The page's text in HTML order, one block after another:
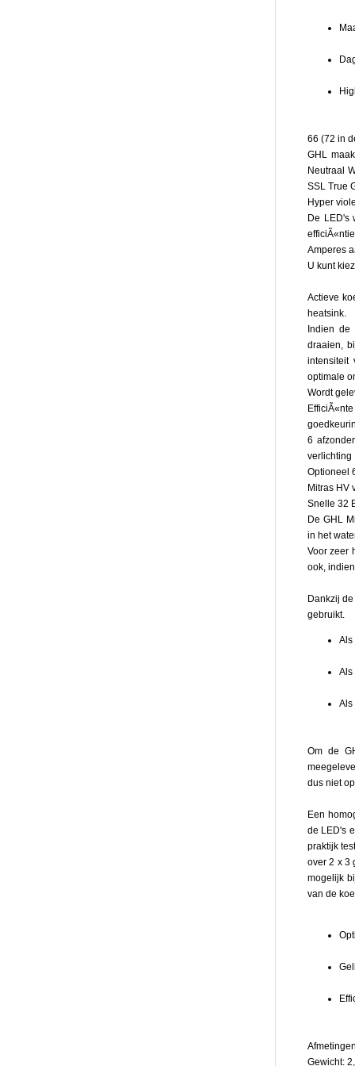
GHL:
Full-
licht,
zeer
over
een
scala
aan
te
in
zeer
kleine
door
de
True
(TM
door
Linear
GHz
Met
72
High
Power
in
8
of
9
aan
kunt
het
-
66 (72 in
GHL
Neutraal
SSL True
Hyper
De LED's
Amperes
U kunt
Actieve
heatsink.
Indien
draaien,
intensiteit
optimale
Wordt
6
verlichting
Optioneel
Mitras HV
Snelle 32
De GHL
in het
Voor zeer
ook,
Dankzij
gebruikt.
Als
Als
Als
Om de
dus niet
Een
de LED's
praktijk
over 2 x 3
mogelijk
van de
Gewicht: